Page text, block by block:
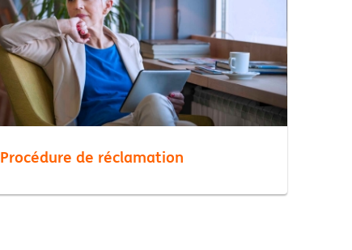
Procédure de réclamation